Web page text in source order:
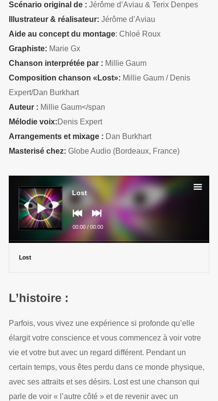
Scénario original de : Jérôme d’Aviau & Terix Denpes
Illustrateur & réalisateur: Jérôme d’Aviau
Aide au concept du montage: Chloé Roux
Graphiste: Marie Gx
Chanson interprétée par : Millie Gaum
Composition chanson «Lost»: Millie Gaum / Denis
Expert/Dan Burkhart
Auteur : Millie Gaum</span
Mélodie voix:Denis Expert
Arrangements et mixage : Dan Burkhart
Masterisé chez: Globe Audio (Bordeaux, France)
Lost
00:00/ 00:00
Lost
L’histoire :
Parfois, vous vivez une expérience si profonde qu’elle
élargit votre conscience et vous commencez à voir votre
vie et votre but avec un regard différent. Pendant un
certain temps, vous êtes perdu dans ce monde physique,
avec ses attraits et ses désirs. Lost est une chanson qui
parle de voir « l’autre côté » et de revenir avec un